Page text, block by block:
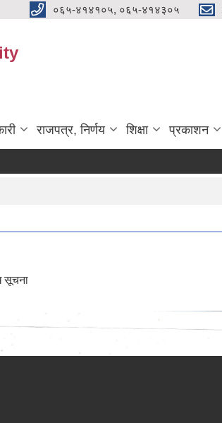
०६५-४१४१०५, ०६५-४१४३०५
राजपत्र, निर्णय शिक्षा प्रकाशन
सूचना